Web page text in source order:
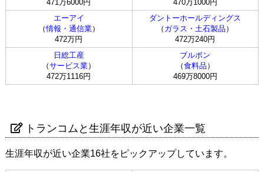
471万6000円
470万1000円
エーアイ
（情報・通信業）
472万円
ダントーホールディングス
（ ガラス・土石製品 ）
472万240円
日総工産
（サービス業）
472万1116円
ブルボン
（食料品 ）
469万8000円
トランコムと生涯年収が近い企業一覧
生涯年収が近い企業16社をピックアップしています。